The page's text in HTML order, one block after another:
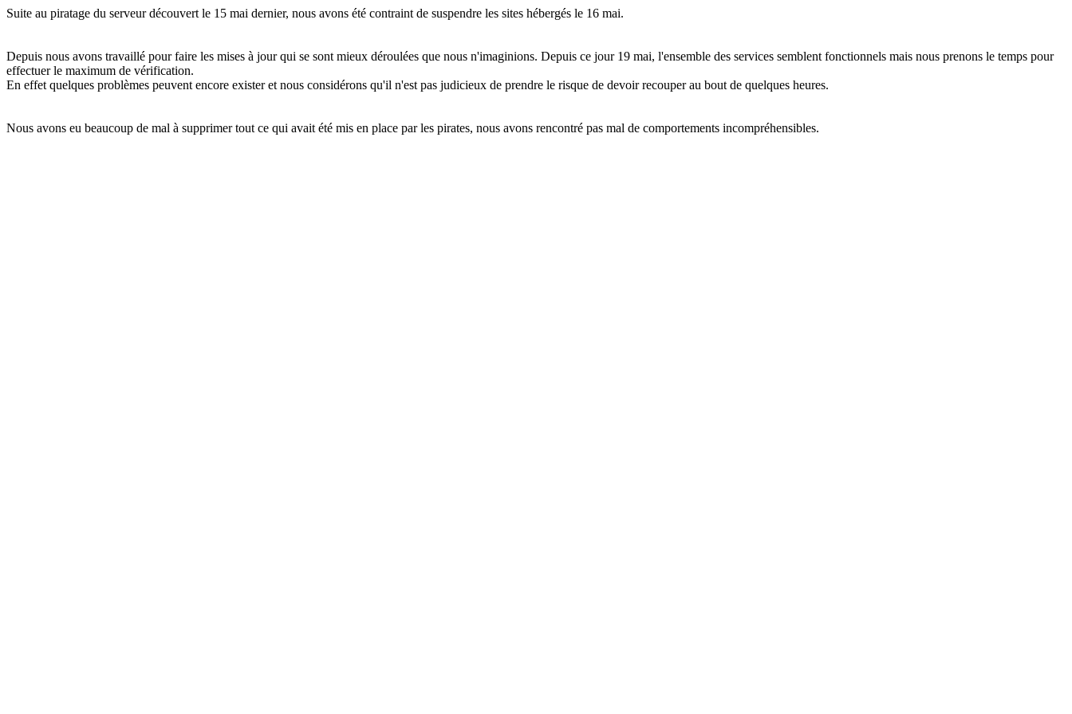
Suite au piratage du serveur découvert le 15 mai dernier, nous avons été contraint de suspendre les sites hébergés le 16 mai.
Depuis nous avons travaillé pour faire les mises à jour qui se sont mieux déroulées que nous n'imaginions. Depuis ce jour 19 mai, l'ensemble des services semblent fonctionnels mais nous prenons le temps pour
effectuer le maximum de vérification.
En effet quelques problèmes peuvent encore exister et nous considérons qu'il n'est pas judicieux de prendre le risque de devoir recouper au bout de quelques heures.
Nous avons eu beaucoup de mal à supprimer tout ce qui avait été mis en place par les pirates, nous avons rencontré pas mal de comportements incompréhensibles.